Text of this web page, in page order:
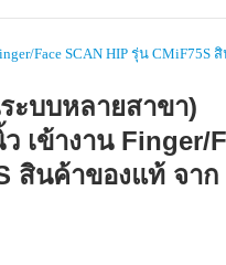
Face SCAN HIP รุ่น CMiF75S
ะบบหลายสาขา)
เข้างาน Finger/
สินค้าของแท้ จาก